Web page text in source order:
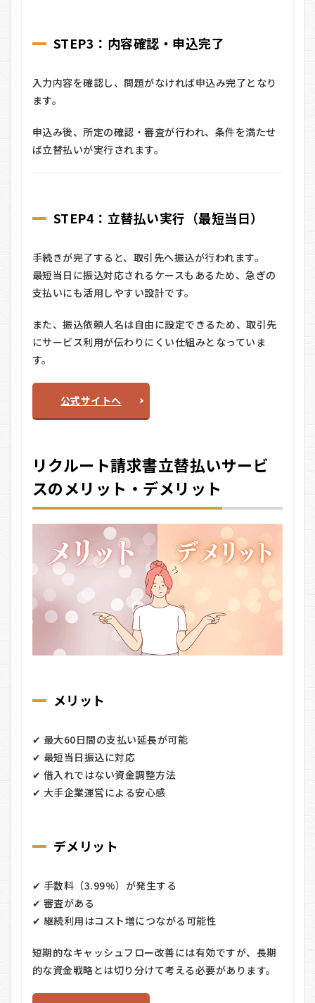
STEP3：内容確認・申込完了
入力内容を確認し、問題がなければ申込み完了となり
ます。
申込み後、所定の確認・審査が行われ、条件を満たせ
ば立替払いが実行されます。
STEP4：立替払い実行（最短当日）
手続きが完了すると、取引先へ振込が行われます。
最短当日に振込対応されるケースもあるため、急ぎの
支払いにも活用しやすい設計です。
また、振込依頼人名は自由に設定できるため、取引先
にサービス利用が伝わりにくい仕組みとなっていま
す。
公式サイトへ
リクルート請求書立替払いサービ
スのメリット・デメリット
メリット
✔ 最大60日間の支払い延長が可能
✔ 最短当日振込に対応
✔ 借入れではない資金調整方法
✔ 大手企業運営による安心感
デメリット
✔ 手数料（3.99%）が発生する
✔ 審査がある
✔ 継続利用はコスト増につながる可能性
短期的なキャッシュフロー改善には有効ですが、長期
的な資金戦略とは切り分けて考える必要があります。